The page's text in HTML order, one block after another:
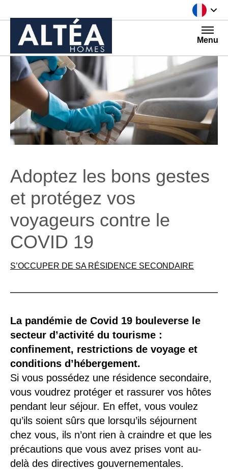
Menu
Adoptez les bons gestes
et protégez vos
voyageurs contre le
COVID 19
S’OCCUPER DE SA RÉSIDENCE SECONDAIRE
La pandémie de Covid 19 bouleverse le
secteur d’activité du tourisme :
confinement, restrictions de voyage et
conditions d’hébergement.
Si vous possédez une résidence secondaire,
vous voudrez protéger et rassurer vos hôtes
pendant leur séjour. En effet, vous voulez
qu’ils soient sûrs que lorsqu’ils séjournent
chez vous, ils n’ont rien à craindre et que les
précautions que vous avez prises vont au-
delà des directives gouvernementales.